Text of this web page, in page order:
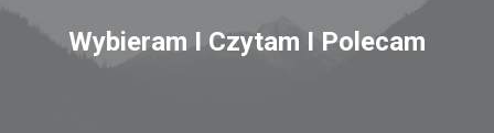
Wybieram I Czytam I Polecam